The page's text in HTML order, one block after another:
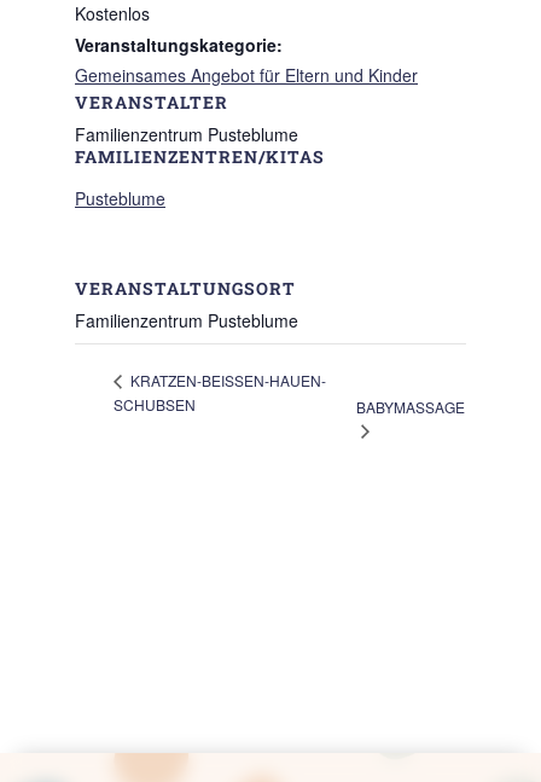
Kostenlos
Veranstaltungskategorie:
Gemeinsames Angebot für Eltern und Kinder
VERANSTALTER
Familienzentrum Pusteblume
FAMILIENZENTREN/KITAS
Pusteblume
VERANSTALTUNGSORT
Familienzentrum Pusteblume
KRATZEN-BEISSEN-HAUEN-
SCHUBSEN
BABYMASSAGE